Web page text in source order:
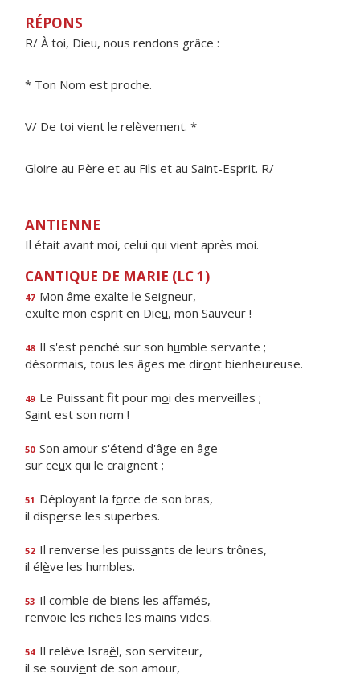
RÉPONS
R/ À toi, Dieu, nous rendons grâce :
* Ton Nom est proche.
V/ De toi vient le relèvement. *
Gloire au Père et au Fils et au Saint-Esprit. R/
ANTIENNE
Il était avant moi, celui qui vient après moi.
CANTIQUE DE MARIE (LC 1)
47 Mon âme exalte le Seigneur,
exulte mon esprit en Dieu, mon Sauveur !
48 Il s'est penché sur son humble servante ;
désormais, tous les âges me diront bienheureuse.
49 Le Puissant fit pour moi des merveilles ;
Saint est son nom !
50 Son amour s'étend d'âge en âge
sur ceux qui le craignent ;
51 Déployant la force de son bras,
il disperse les superbes.
52 Il renverse les puissants de leurs trônes,
il élève les humbles.
53 Il comble de biens les affamés,
renvoie les riches les mains vides.
54 Il relève Israël, son serviteur,
il se souvient de son amour,